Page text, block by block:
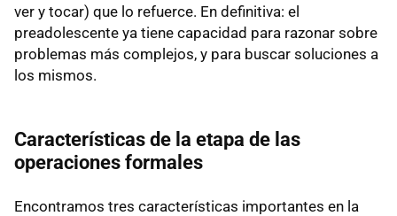
ver y tocar) que lo refuerce. En definitiva: el
preadolescente ya tiene capacidad para razonar sobre
problemas más complejos, y para buscar soluciones a
los mismos.
Características de la etapa de las
operaciones formales
Encontramos tres características importantes en la